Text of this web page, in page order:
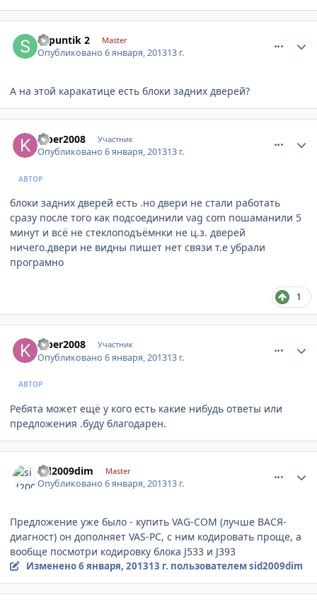
shpuntik 2 Master
Опубликовано6 января, 201313 г.
А на этой каракатице есть блоки задних дверей?
kiber2008 Участник
Опубликовано6 января, 201313 г.
АВТОР
блоки задних дверей есть .но двери не стали работать
сразу после того как подсоединили vag com пошаманили 5
минут и всё не стеклоподъёмнки не ц.з. дверей
ничего.двери не видны пишет нет связи т.е убрали
програмно
1
kiber2008 Участник
Опубликовано6 января, 201313 г.
АВТОР
Ребята может ещё у кого есть какие нибудь ответы или
предложения .буду благодарен.
sid2009dim Master
Опубликовано6 января, 201313 г.
Предложение уже было - купить VAG-COM (лучше ВАСЯ-
диагност) он дополняет VAS-PC, с ним кодировать проще, а
вообще посмотри кодировку блока J533 и J393
Изменено6 января, 201313 г. пользователем sid2009dim